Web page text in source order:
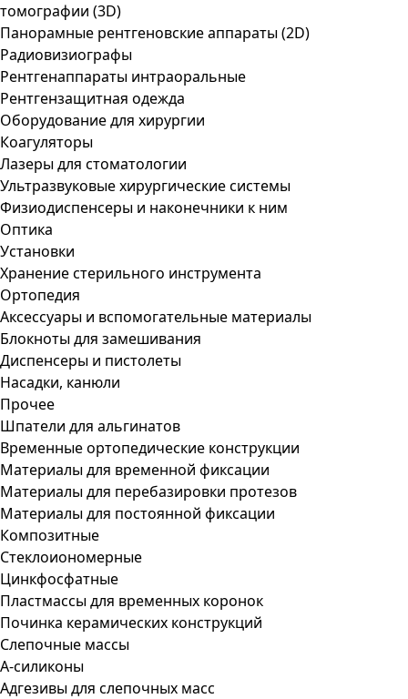
томографии (3D)
Панорамные рентгеновские аппараты (2D)
Радиовизиографы
Рентгенаппараты интраоральные
Рентгензащитная одежда
Оборудование для хирургии
Коагуляторы
Лазеры для стоматологии
Ультразвуковые хирургические системы
Физиодиспенсеры и наконечники к ним
Оптика
Установки
Хранение стерильного инструмента
Ортопедия
Аксессуары и вспомогательные материалы
Блокноты для замешивания
Диспенсеры и пистолеты
Насадки, канюли
Прочее
Шпатели для альгинатов
Временные ортопедические конструкции
Материалы для временной фиксации
Материалы для перебазировки протезов
Материалы для постоянной фиксации
Композитные
Стеклоиономерные
Цинкфосфатные
Пластмассы для временных коронок
Починка керамических конструкций
Слепочные массы
А-силиконы
Адгезивы для слепочных масс